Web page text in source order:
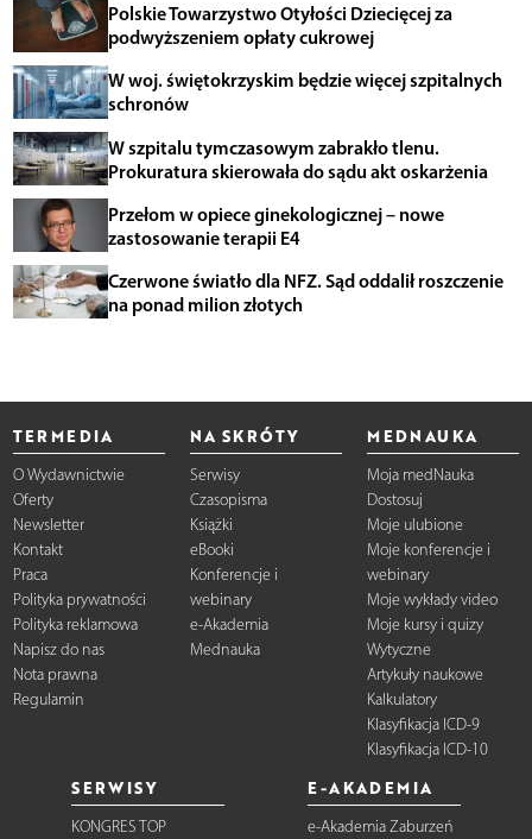
Polskie Towarzystwo Otyłości Dziecięcej za
podwyższeniem opłaty cukrowej
W woj. świętokrzyskim będzie więcej szpitalnych
schronów
W szpitalu tymczasowym zabrakło tlenu.
Prokuratura skierowała do sądu akt oskarżenia
Przełom w opiece ginekologicznej – nowe
zastosowanie terapii E4
Czerwone światło dla NFZ. Sąd oddalił roszczenie
na ponad milion złotych
TERMEDIA
O Wydawnictwie
Oferty
Newsletter
Kontakt
Praca
Polityka prywatności
Polityka reklamowa
Napisz do nas
Nota prawna
Regulamin
NA SKRÓTY
Serwisy
Czasopisma
Książki
eBooki
Konferencje i
webinary
e-Akademia
Mednauka
MEDNAUKA
Moja medNauka
Dostosuj
Moje ulubione
Moje konferencje i
webinary
Moje wykłady video
Moje kursy i quizy
Wytyczne
Artykuły naukowe
Kalkulatory
Klasyfikacja ICD-9
Klasyfikacja ICD-10
SERWISY
KONGRES TOP
E-AKADEMIA
e-Akademia Zaburzeń